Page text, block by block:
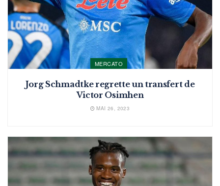
MERCATO
Jorg Schmadtke regrette un transfert de
Victor Osimhen
MAI 26, 2023